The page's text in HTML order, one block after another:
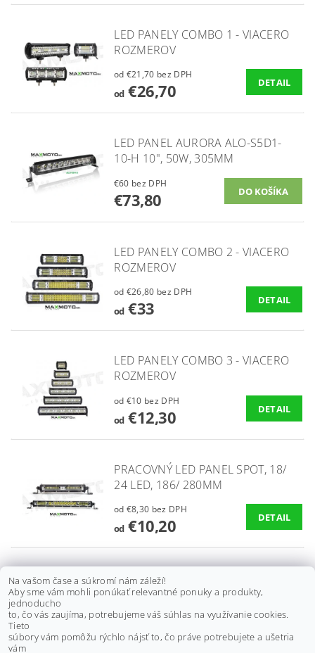
LED PANELY COMBO 1 - VIACERO
ROZMEROV
od €21,70 bez DPH
od€26,70 DETAIL
LED PANEL AURORA ALO-S5D1-
10-H 10", 50W, 305MM
€60 bez DPH
€73,80
LED PANELY COMBO 2 - VIACERO
ROZMEROV
od €26,80 bez DPH
od€33 DETAIL
LED PANELY COMBO 3 - VIACERO
ROZMEROV
od €10 bez DPH
od€12,30 DETAIL
PRACOVNÝ LED PANEL SPOT, 18/
24 LED, 186/ 280MM
od €8,30 bez DPH
od€10,20 DETAIL
LED PANEL + DENNÉ SVIETENIE,
6/ 12 LED, 284/ 524MM, PREDNÉ
od €30 bez DPH
od€36,90
Na vašom čase a súkromí nám záleží!
Aby sme vám mohli ponúkať relevantné ponuky a produkty,
jednoducho
to, čo vás zaujíma, potrebujeme váš súhlas na využívanie cookies.
Tieto
súbory vám pomôžu rýchlo nájsť to, čo práve potrebujete a ušetria
vám